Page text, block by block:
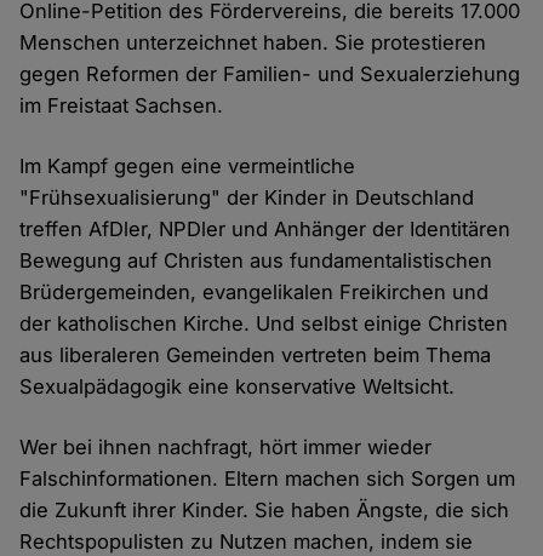
Online-Petition des Fördervereins, die bereits 17.000
Menschen unterzeichnet haben. Sie protestieren
gegen Reformen der Familien- und Sexualerziehung
im Freistaat Sachsen.
Im Kampf gegen eine vermeintliche
"Frühsexualisierung" der Kinder in Deutschland
treffen AfDler, NPDler und Anhänger der Identitären
Bewegung auf Christen aus fundamentalistischen
Brüdergemeinden, evangelikalen Freikirchen und
der katholischen Kirche. Und selbst einige Christen
aus liberaleren Gemeinden vertreten beim Thema
Sexualpädagogik eine konservative Weltsicht.
Wer bei ihnen nachfragt, hört immer wieder
Falschinformationen. Eltern machen sich Sorgen um
die Zukunft ihrer Kinder. Sie haben Ängste, die sich
Rechtspopulisten zu Nutzen machen, indem sie